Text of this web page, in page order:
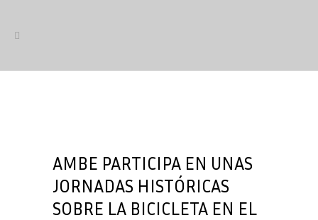
AMBE PARTICIPA EN UNAS
JORNADAS HISTÓRICAS
SOBRE LA BICICLETA EN EL